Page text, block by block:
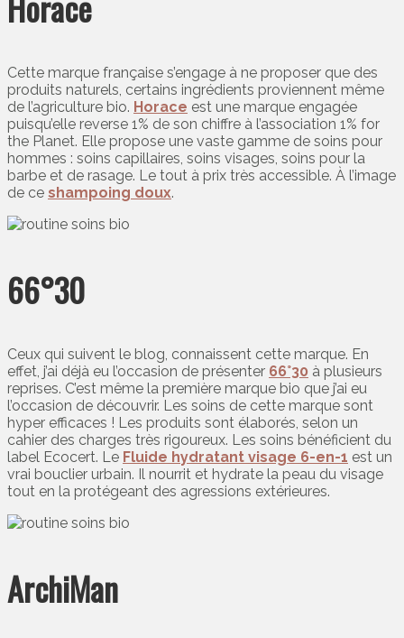
Cette marque française s’engage à ne proposer que des
produits naturels, certains ingrédients proviennent même
de l’agriculture bio. Horace est une marque engagée
puisqu’elle reverse 1% de son chiffre à l’association 1% for
the Planet. Elle propose une vaste gamme de soins pour
hommes : soins capillaires, soins visages, soins pour la
barbe et de rasage. Le tout à prix très accessible. À l’image
de ce shampoing doux.
66°30
Ceux qui suivent le blog, connaissent cette marque. En
effet, j’ai déjà eu l’occasion de présenter 66°30 à plusieurs
reprises. C’est même la première marque bio que j’ai eu
l’occasion de découvrir. Les soins de cette marque sont
hyper efficaces ! Les produits sont élaborés, selon un
cahier des charges très rigoureux. Les soins bénéficient du
label Ecocert. Le Fluide hydratant visage 6-en-1 est un
vrai bouclier urbain. Il nourrit et hydrate la peau du visage
tout en la protégeant des agressions extérieures.
ArchiMan